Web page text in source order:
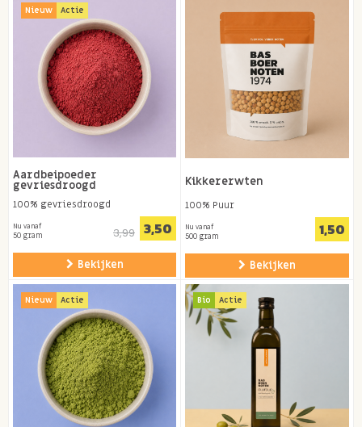
Nieuw Actie
Aardbeipoeder
gevriesdroogd
100% gevriesdroogd
Nu vanaf
50 gram 3,99 3,50
Bekijken
Kikkererwten
100% Puur
Nu vanaf
500 gram 1,50
Bekijken
Nieuw Actie Bio Actie